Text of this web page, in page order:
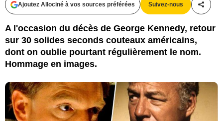
Ajoutez Allociné à vos sources préférées Suivez-nous
A l'occasion du décès de George Kennedy, retour
sur 30 solides seconds couteaux américains,
dont on oublie pourtant régulièrement le nom.
Hommage en images.